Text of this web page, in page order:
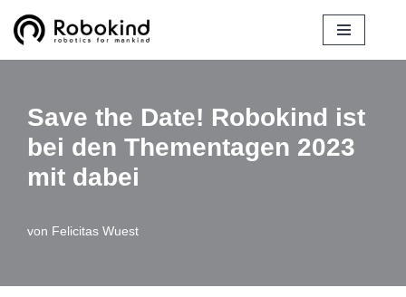
Zum
Save the Date! Robokind ist
bei den Thementagen 2023
mit dabei
von Felicitas Wuest